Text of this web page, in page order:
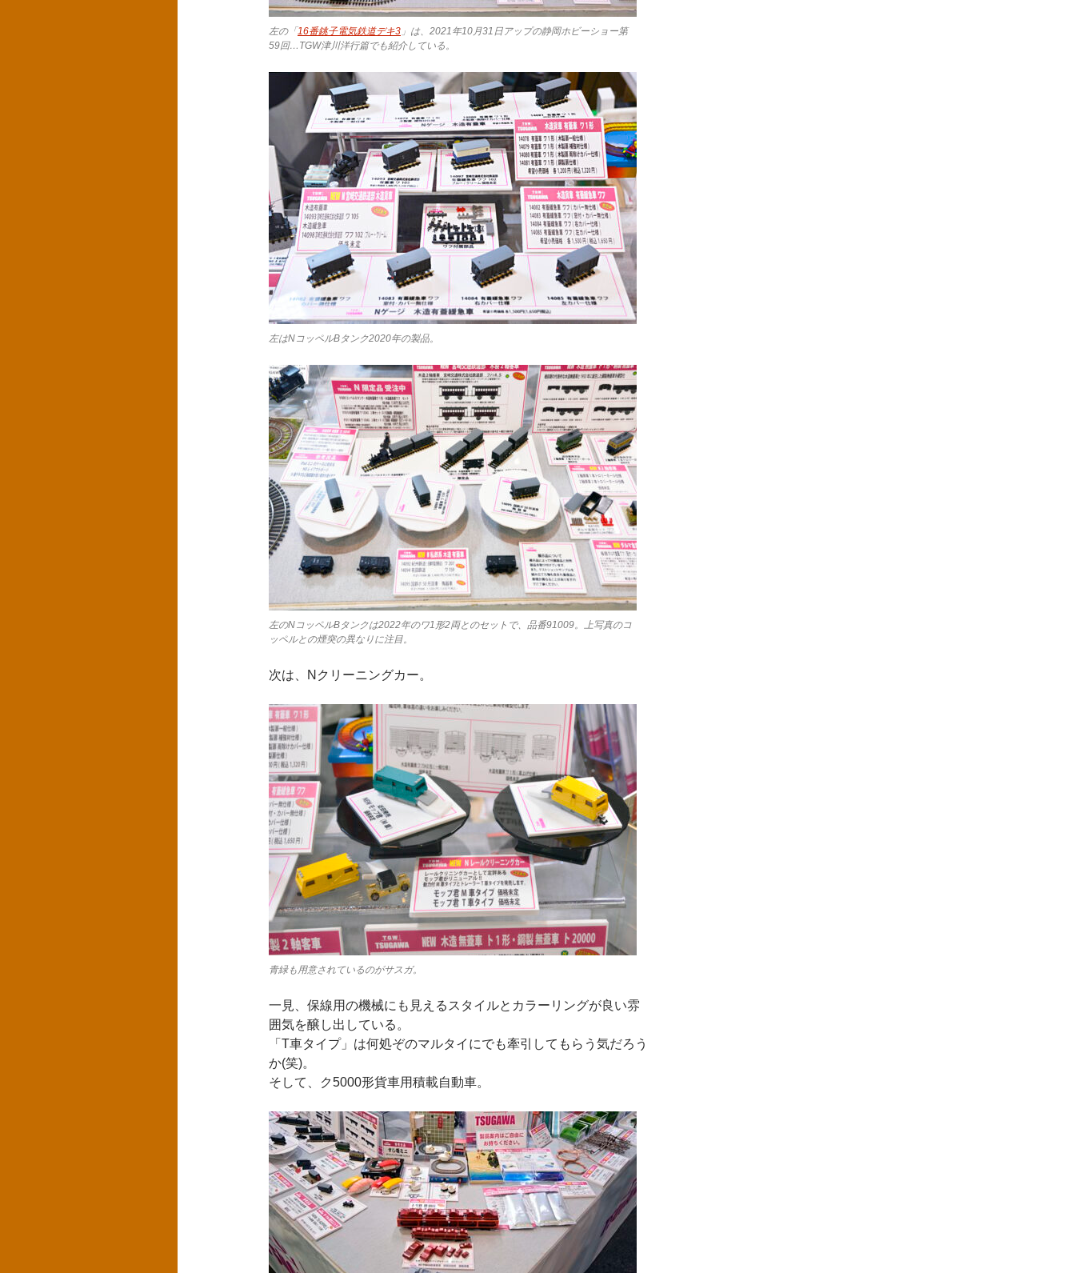
左の「16番銚子電気鉄道デキ3 」は、2021年10月31日アップの静岡ホビーショー第
59回…TGW津川洋行篇でも紹介している。
左はNコッペルBタンク2020年の製品。
左のNコッペルBタンクは2022年のワ1形2両とのセットで、品番91009。上写真のコ
ッペルとの煙突の異なりに注目。
次は、Nクリーニングカー。
青緑も用意されているのがサスガ。
一見、保線用の機械にも見えるスタイルとカラーリングが良い雰
囲気を醸し出している。
「T車タイプ」は何処ぞのマルタイにでも牽引してもらう気だろう
か(笑)。
そして、ク5000形貨車用積載自動車。